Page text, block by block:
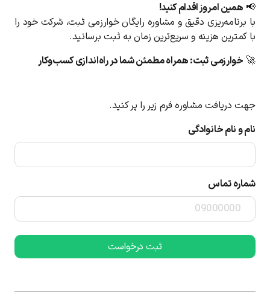
📢 همین امروز اقدام کنید!
با برنامه‌ریزی دقیق و مشاوره رایگان خوارزمی ثبت، شرکت خود را
با کمترین هزینه و سریع‌ترین زمان به ثبت برسانید.
🚀 خوارزمی ثبت: همراه مطمئن شما در راه‌اندازی کسب‌وکار
جهت دریافت مشاوره فرم زیر را پر کنید.
نام و نام خانوادگی
شماره تماس